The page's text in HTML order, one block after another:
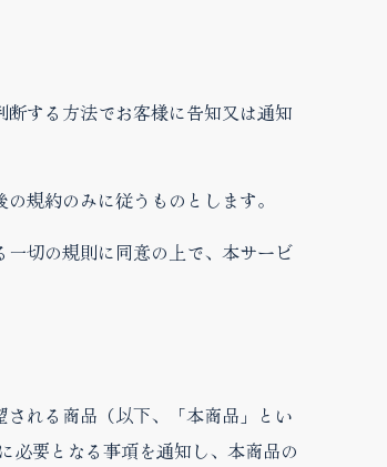
する方法でお客様に告知又は通知
規約のみに従うものとします。
切の規則に同意の上で、本サービ
れる商品（以下、「本商品」とい
必要となる事項を通知し、本商品の